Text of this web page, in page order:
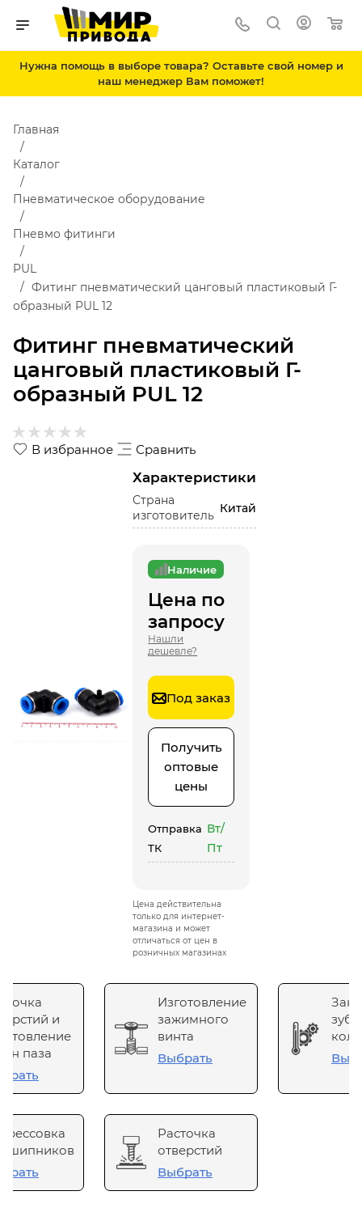
Нужна помощь в выборе товара? Оставьте свой номер и
наш менеджер Вам поможет!
Фитинг пневматический
цанговый пластиковый Г-
образный PUL 12
Главная
Каталог
Пневматическое оборудование
Пневмо фитинги
PUL
Фитинг пневматический цанговый пластиковый Г-
образный PUL 12
В избранное Сравнить
Характеристики
Страна
изготовитель
Китай
Наличие
Цена по
запросу
Нашли
дешевле?
Под заказ
Получить
оптовые
цены
Отправка
ТК
Вт/
Пт
Цена действительна
только для интернет-
магазина и может
отличаться от цен в
розничных магазинах
и
паза
Изготовление
зажимного
винта
Выбрать
Расточка
отверстий
Выбрать